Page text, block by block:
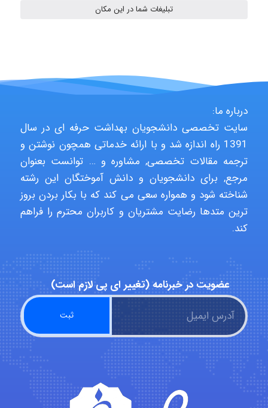
USER124
malekf
abolfazlkoshehe
abolfazlkoshehe
A.balandeh
تبلیغات شما در این مکان
درباره ما:
سایت تخصصی دانشجویان بهداشت حرفه ای در سال
1391 راه اندازه شد و با ارائه خدماتی همچون نوشتن و
ترجمه مقالات تخصصی, مشاوره و … توانست بعنوان
مرجع, برای دانشجویان و دانش آموختگان این رشته
شناخته شود و همواره سعی می کند که با بکار بردن بروز
ترین متدها رضایت مشتریان و کاربران محترم را فراهم
کند.
عضویت در خبرنامه (تغییر ای پی لازم است)